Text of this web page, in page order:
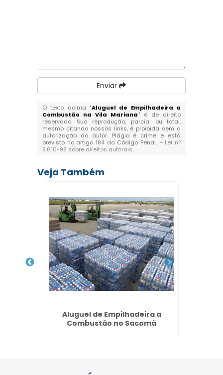
Enviar
O texto acima "Aluguel de Empilhadeira a
Combustão na Vila Mariana" é de direito
reservado. Sua reprodução, parcial ou total,
mesmo citando nossos links, é proibida sem a
autorização do autor. Plágio é crime e está
previsto no artigo 184 do Código Penal. – Lei n°
9.610-98 sobre direitos autorais.
Veja Também
Aluguel de Empilhadeira a
Combustão no Sacomã